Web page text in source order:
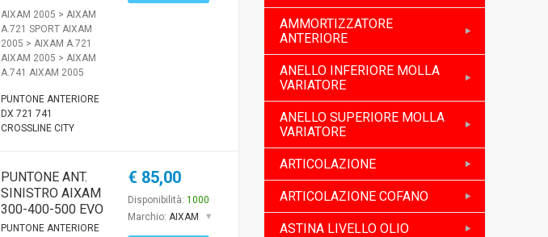
AIXAM 2005 > AIXAM
A.721 SPORT AIXAM
2005 > AIXAM A.721
AIXAM 2005 > AIXAM
A.741 AIXAM 2005
PUNTONE ANTERIORE
DX 721 741
CROSSLINE CITY
PUNTONE ANT.
SINISTRO AIXAM
300-400-500 EVO
PUNTONE ANTERIORE
€ 85,00
Disponibilità: 1000
Marchio: AIXAM
AMMORTIZZATORE
ANTERIORE
ANELLO INFERIORE MOLLA
VARIATORE
ANELLO SUPERIORE MOLLA
VARIATORE
ARTICOLAZIONE
ARTICOLAZIONE COFANO
ASTINA LIVELLO OLIO